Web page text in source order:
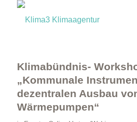
Klimabündnis-
„Kommunale
dezentralen Ausbau
Wärmepumpen“